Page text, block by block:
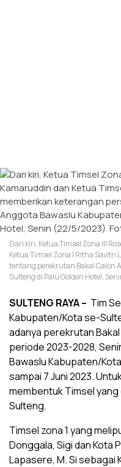
Dari kiri, Ketua Timsel Zona III
Ketua Timsel Zona I Ritha
tentang perekrutan Bakal Calon
Sulteng di Palu Golden Hotel,
SULTENG RAYA – Tim
Kabupaten/Kota se-
adanya perekrutan
periode 2023-2028,
Bawaslu Kabupaten/
sampai 7 Juni 2023.
membentuk Timsel yang
Sulteng.
Timsel zona 1 yang
Donggala, Sigi dan Kota
Lapasere, M. Si sebagai